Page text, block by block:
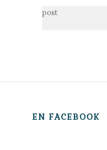
post
EN FACEBOOK